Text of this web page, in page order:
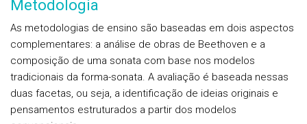
Metodologia
As metodologias de ensino são baseadas em dois aspectos
complementares: a análise de obras de Beethoven e a
composição de uma sonata com base nos modelos
tradicionais da forma-sonata. A avaliação é baseada nessas
duas facetas, ou seja, a identificação de ideias originais e
pensamentos estruturados a partir dos modelos